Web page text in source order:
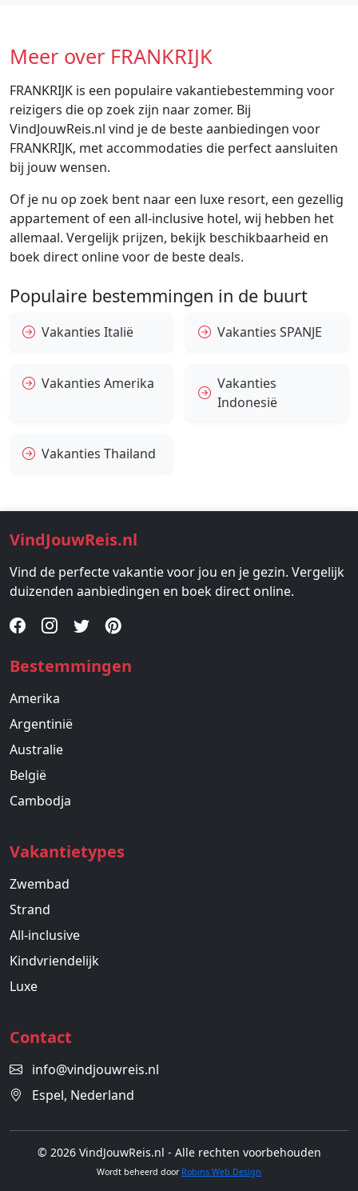
Meer over FRANKRIJK
FRANKRIJK is een populaire vakantiebestemming voor
reizigers die op zoek zijn naar zomer. Bij
VindJouwReis.nl vind je de beste aanbiedingen voor
FRANKRIJK, met accommodaties die perfect aansluiten
bij jouw wensen.
Of je nu op zoek bent naar een luxe resort, een gezellig
appartement of een all-inclusive hotel, wij hebben het
allemaal. Vergelijk prijzen, bekijk beschikbaarheid en
boek direct online voor de beste deals.
Populaire bestemmingen in de buurt
Vakanties Italië Vakanties SPANJE
Vakanties Amerika
Vakanties
Indonesië
Vakanties Thailand
VindJouwReis.nl
Vind de perfecte vakantie voor jou en je gezin. Vergelijk
duizenden aanbiedingen en boek direct online.
Bestemmingen
Amerika
Argentinië
Australie
België
Cambodja
Vakantietypes
Zwembad
Strand
All-inclusive
Kindvriendelijk
Luxe
Contact
info@vindjouwreis.nl
Espel, Nederland
© 2026 VindJouwReis.nl - Alle rechten voorbehouden
Wordt beheerd door Robins Web Design